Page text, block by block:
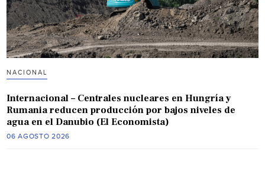
NACIONAL
Internacional – Centrales nucleares en Hungría y
Rumania reducen producción por bajos niveles de
agua en el Danubio (El Economista)
06 AGOSTO 2026